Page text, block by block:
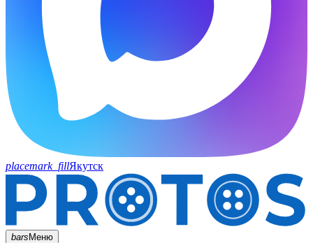
placemark_fillЯкутск
barsМеню